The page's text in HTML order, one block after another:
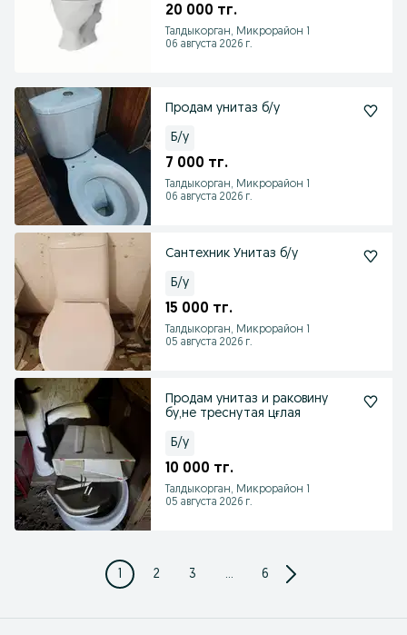
20 000 тг.
Талдыкорган, Микрорайон 1
06 августа 2026 г.
Продам унитаз б/у
Б/у
7 000 тг.
Талдыкорган, Микрорайон 1
06 августа 2026 г.
Сантехник Унитаз б/у
Б/у
15 000 тг.
Талдыкорган, Микрорайон 1
05 августа 2026 г.
Продам унитаз и раковину
бу,не треснутая цғлая
Б/у
10 000 тг.
Талдыкорган, Микрорайон 1
05 августа 2026 г.
1 2 3 ... 6